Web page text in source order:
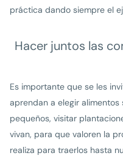
práctica dando siempre el
Hacer juntos las
Es importante que se les
aprendan a elegir
pequeños, visitar
vivan, para que valoren la
realiza para traerlos hasta